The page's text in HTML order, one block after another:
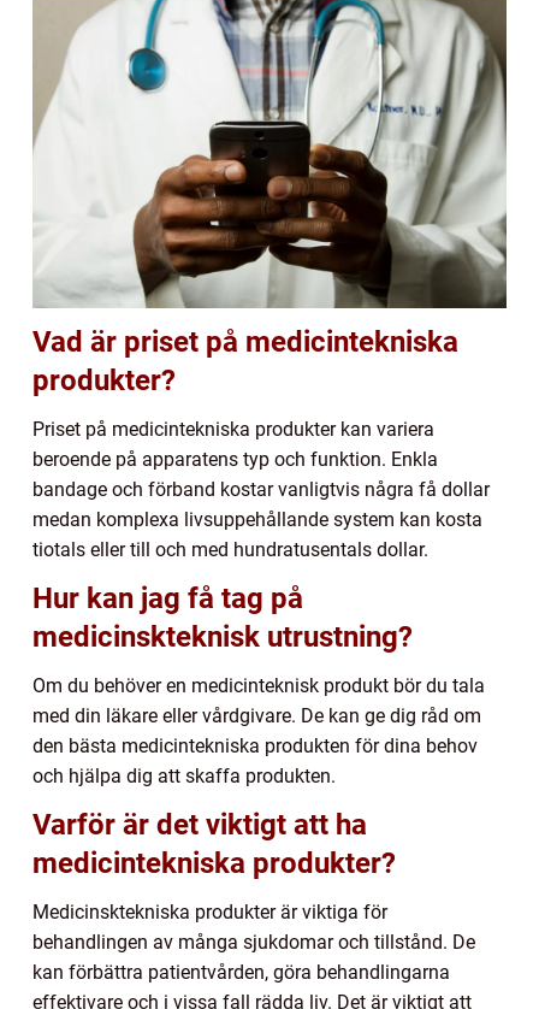
Vad är priset på medicintekniska
produkter?
Priset på medicintekniska produkter kan variera
beroende på apparatens typ och funktion. Enkla
bandage och förband kostar vanligtvis några få dollar
medan komplexa livsuppehållande system kan kosta
tiotals eller till och med hundratusentals dollar.
Hur kan jag få tag på
medicinskteknisk utrustning?
Om du behöver en medicinteknisk produkt bör du tala
med din läkare eller vårdgivare. De kan ge dig råd om
den bästa medicintekniska produkten för dina behov
och hjälpa dig att skaffa produkten.
Varför är det viktigt att ha
medicintekniska produkter?
Medicinsktekniska produkter är viktiga för
behandlingen av många sjukdomar och tillstånd. De
kan förbättra patientvården, göra behandlingarna
effektivare och i vissa fall rädda liv. Det är viktigt att